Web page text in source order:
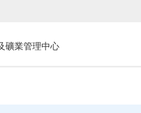
礦業管理中心